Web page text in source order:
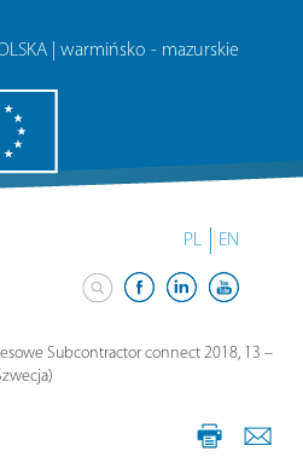
| warmińsko - mazurskie
PL EN
Subcontractor connect 2018, 13 –